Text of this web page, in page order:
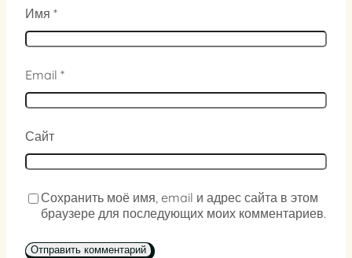
Имя *
Email *
Сайт
Сохранить моё имя, email и адрес сайта в этом
браузере для последующих моих комментариев.